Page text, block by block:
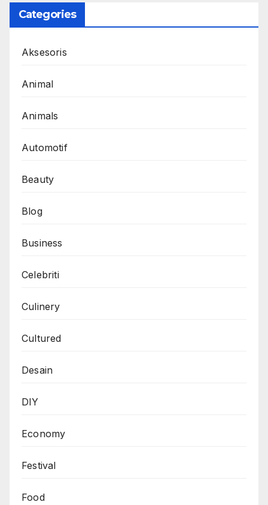
Categories
Aksesoris
Animal
Animals
Automotif
Beauty
Blog
Business
Celebriti
Culinery
Cultured
Desain
DIY
Economy
Festival
Food